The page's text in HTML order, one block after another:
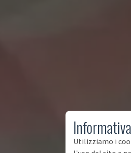
Utilizziamo i